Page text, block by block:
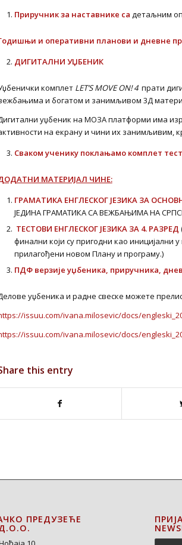
Приручник за наставнике са детаљним
и оперативни планови и дневне
ДИГИТАЛНИ УЏБЕНИК
комплет LET’S MOVE ON! 4прати
и богатом и занимљивом 3Д
уџбеник на МОЗА платформи има
на екрану и чини их занимљивим,
Сваком ученику поклањамо комплет
МАТЕРИЈАЛ ЧИНЕ:
ГРАМАТИКА ЕНГЛЕСКОГ ЈЕЗИКА ЗА
ЈЕДИНА ГРАМАТИКА СА ВЕЖБАЊИМА НА
ТЕСТОВИ ЕНГЛЕСКОГ ЈЕЗИКА ЗА 4. РАЗРЕД
финални који су пригодни као
прилагођени новом Плану и програму.)
ПДФ верзије уџбеника, приручника,
уџбеника и радне свеске можете
issuu.com/ivana.milosevic/docs/
issuu.com/ivana.milosevic/docs/
this entry
ПРЕДУЗЕЋЕ